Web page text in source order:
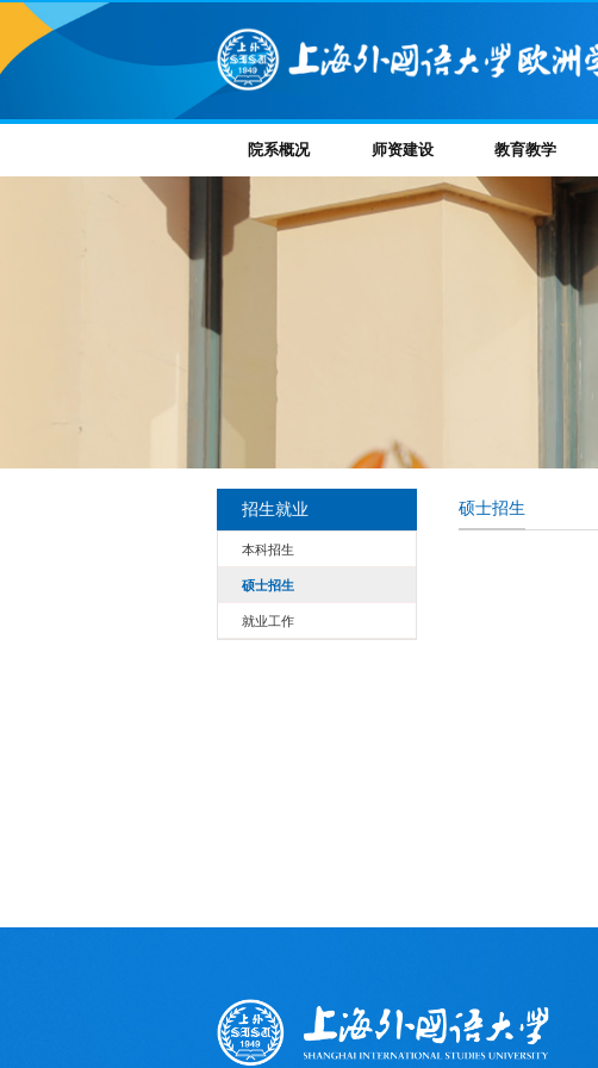
院系概况 师资建设 教育教学
招生就业
本科招生
硕士招生
就业工作
硕士招生